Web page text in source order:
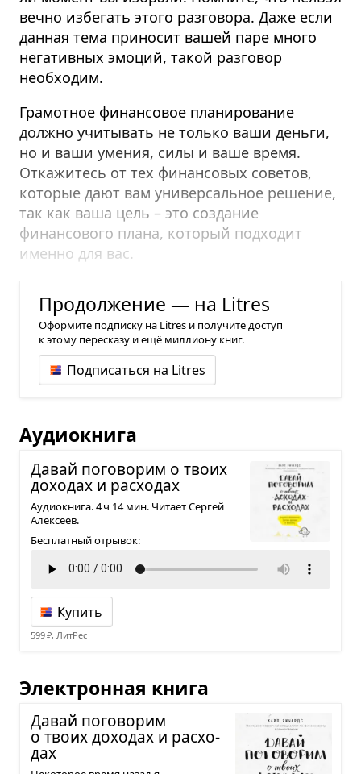
вечно избегать этого разговора. Даже если
данная тема приносит вашей паре много
негативных эмоций, такой разговор
необходим.
Грамотное финансовое планирование
должно учитывать не только ваши деньги,
но и ваши умения, силы и ваше время.
Откажитесь от тех финансовых советов,
которые дают вам универсальное решение,
так как ваша цель – это создание
финансового плана, который подходит
именно для вас.
Продолжение — на Litres
Оформите подписку на Litres и получите доступ
к этому пересказу и ещё миллиону книг.
Подписаться на Litres
Аудиокнига
Давай пого­во­рим о твоих
дохо­дах и рас­хо­дах
Аудиокнига. 4 ч 14 мин. Читает Сергей
Алексеев.
Бесплатный отрывок:
Купить
599 ₽, ЛитРес
Электронная книга
Давай пого­во­рим
о твоих дохо­дах и рас­хо­
дах